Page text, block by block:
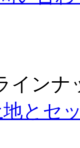
インナ
地とセ